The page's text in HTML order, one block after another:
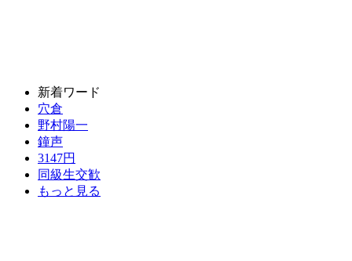
新着ワード
穴倉
野村陽一
鐘声
3147円
同級生交歓
もっと見る